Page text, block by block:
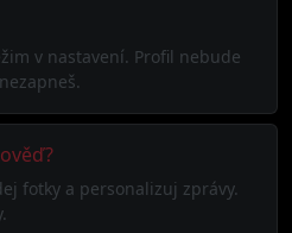
v nastavení. Profil nebude
fotky a personalizuj zprávy.